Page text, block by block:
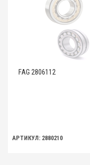
FAG 2806112
АРТИКУЛ: 2880210